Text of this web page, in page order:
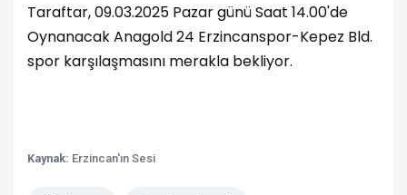
Taraftar, 09.03.2025 Pazar günü Saat 14.00'de
Oynanacak Anagold 24 Erzincanspor-Kepez Bld.
spor karşılaşmasını merakla bekliyor.
Kaynak: Erzincan'ın Sesi